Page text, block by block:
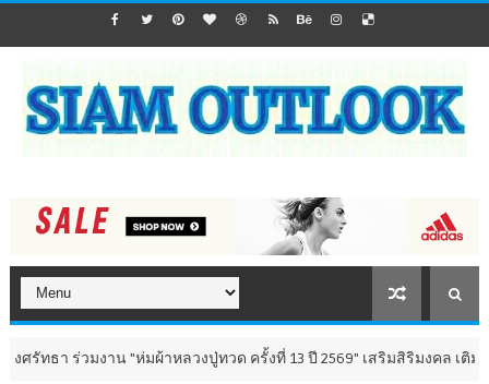
าน "ห่มผ้าหลวงปู่ทวด ครั้งที่ 13 ปี 2569" เสริมสิริมงคล เติมพลังใจ 8-9